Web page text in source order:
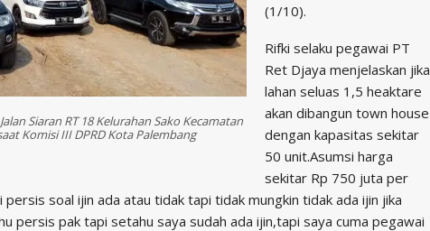
Siaran RT 18 Kelurahan Sako Kecamatan
Komisi III DPRD Kota Palembang
(1/10).
Rifki selaku pegawai PT
Ret Djaya menjelaskan jika
lahan seluas 1,5 heaktare
akan dibangun town house
dengan kapasitas sekitar
50 unit.Asumsi harga
sekitar Rp 750 juta per
soal ijin ada atau tidak tapi tidak mungkin tidak ada ijin jika
persis pak tapi setahu saya sudah ada ijin,tapi saya cuma pegawai